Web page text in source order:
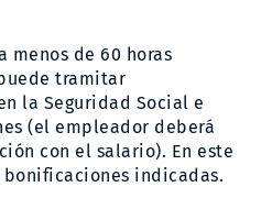
menos de 60 horas
tramitar
la Seguridad Social e
(el empleador deberá
con el salario). En este
bonificaciones indicadas.